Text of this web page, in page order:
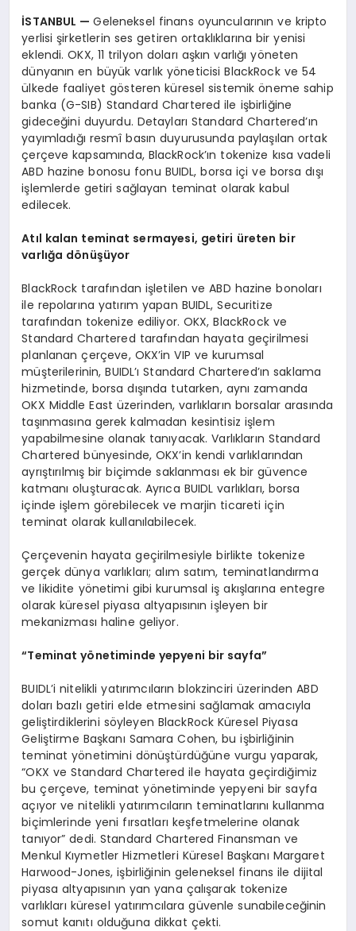
İSTANBUL —Geleneksel finans oyuncularının ve kripto
yerlisi şirketlerin ses getiren ortaklıklarına bir yenisi
eklendi. OKX, 11 trilyon doları aşkın varlığı yöneten
dünyanın en büyük varlık yöneticisi BlackRock ve 54
ülkede faaliyet gösteren küresel sistemik öneme sahip
banka (G-SIB) Standard Chartered ile işbirliğine
gideceğini duyurdu. Detayları Standard Chartered’ın
yayımladığı resmî basın duyurusunda paylaşılan ortak
çerçeve kapsamında, BlackRock’ın tokenize kısa vadeli
ABD hazine bonosu fonu BUIDL, borsa içi ve borsa dışı
işlemlerde getiri sağlayan teminat olarak kabul
edilecek.
Atıl kalan teminat sermayesi, getiri üreten bir
varlığa dönüşüyor
BlackRock tarafından işletilen ve ABD hazine bonoları
ile repolarına yatırım yapan BUIDL, Securitize
tarafından tokenize ediliyor. OKX, BlackRock ve
Standard Chartered tarafından hayata geçirilmesi
planlanan çerçeve, OKX’in VIP ve kurumsal
müşterilerinin, BUIDL’ı Standard Chartered’ın saklama
hizmetinde, borsa dışında tutarken, aynı zamanda
OKX Middle East üzerinden, varlıkların borsalar arasında
taşınmasına gerek kalmadan kesintisiz işlem
yapabilmesine olanak tanıyacak. Varlıkların Standard
Chartered bünyesinde, OKX’in kendi varlıklarından
ayrıştırılmış bir biçimde saklanması ek bir güvence
katmanı oluşturacak. Ayrıca BUIDL varlıkları, borsa
içinde işlem görebilecek ve marjin ticareti için
teminat olarak kullanılabilecek.
Çerçevenin hayata geçirilmesiyle birlikte tokenize
gerçek dünya varlıkları; alım satım, teminatlandırma
ve likidite yönetimi gibi kurumsal iş akışlarına entegre
olarak küresel piyasa altyapısının işleyen bir
mekanizması haline geliyor.
“Teminat yönetiminde yepyeni bir sayfa”
BUIDL’i nitelikli yatırımcıların blokzinciri üzerinden ABD
doları bazlı getiri elde etmesini sağlamak amacıyla
geliştirdiklerini söyleyen BlackRock Küresel Piyasa
Geliştirme Başkanı Samara Cohen, bu işbirliğinin
teminat yönetimini dönüştürdüğüne vurgu yaparak,
“OKX ve Standard Chartered ile hayata geçirdiğimiz
bu çerçeve, teminat yönetiminde yepyeni bir sayfa
açıyor ve nitelikli yatırımcıların teminatlarını kullanma
biçimlerinde yeni fırsatları keşfetmelerine olanak
tanıyor” dedi. Standard Chartered Finansman ve
Menkul Kıymetler Hizmetleri Küresel Başkanı Margaret
Harwood-Jones, işbirliğinin geleneksel finans ile dijital
piyasa altyapısının yan yana çalışarak tokenize
varlıkları küresel yatırımcılara güvenle sunabileceğinin
somut kanıtı olduğuna dikkat çekti.